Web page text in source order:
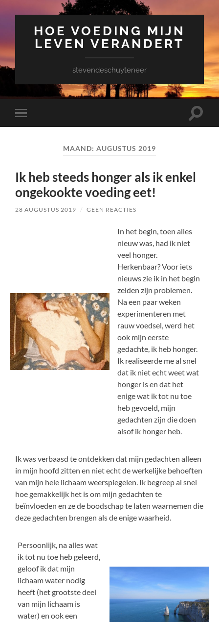
HOE VOEDING MIJN
LEVEN VERANDERT
stevendeschuyteneer
Toggle
mobiel
Toggle
MAAND: AUGUSTUS 2019
Ik heb steeds honger als ik enkel
ongekookte voeding eet!
28 AUGUSTUS 2019 / GEEN REACTIES
In het begin, toen alles
nieuw was, had ik niet
veel honger.
Herkenbaar? Voor iets
nieuws zie ik in het begin
zelden zijn problemen.
Na een paar weken
experimenteren met
rauw voedsel, werd het
ook mijn eerste
gedachte, ik heb honger.
Ik realiseerde me al snel
dat ik niet echt weet wat
honger is en dat het
enige wat ik tot nu toe
heb gevoeld, mijn
gedachten zijn die doen
alsof ik honger heb.
Ik was verbaasd te ontdekken dat mijn gedachten alleen
in mijn hoofd zitten en niet echt de werkelijke behoeften
van mijn hele lichaam weerspiegelen. Ik begreep al snel
hoe gemakkelijk het is om mijn gedachten te
beïnvloeden en ze de boodschap te laten waarnemen die
deze gedachten brengen als de enige waarheid.
Persoonlijk, na alles wat
ik tot nu toe heb geleerd,
geloof ik dat mijn
lichaam water nodig
heeft (het grootste deel
van mijn lichaam is
water) en ook een